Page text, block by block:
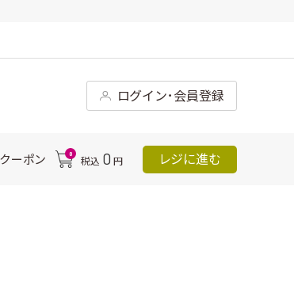
ログイン･会員登録
クーポン 0
税込 0 円 レジに進む